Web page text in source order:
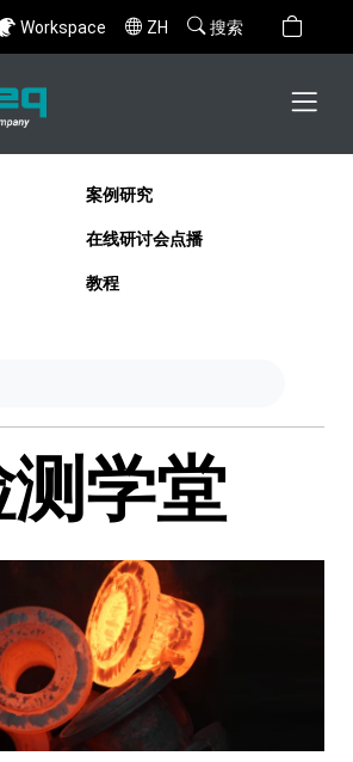
Workspace ZH 搜索
案例研究
在线研讨会点播
教程
学堂